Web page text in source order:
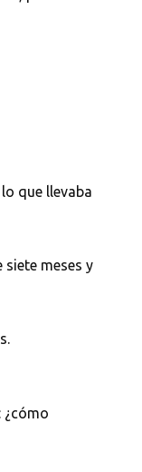
que llevaba
meses y
¿cómo